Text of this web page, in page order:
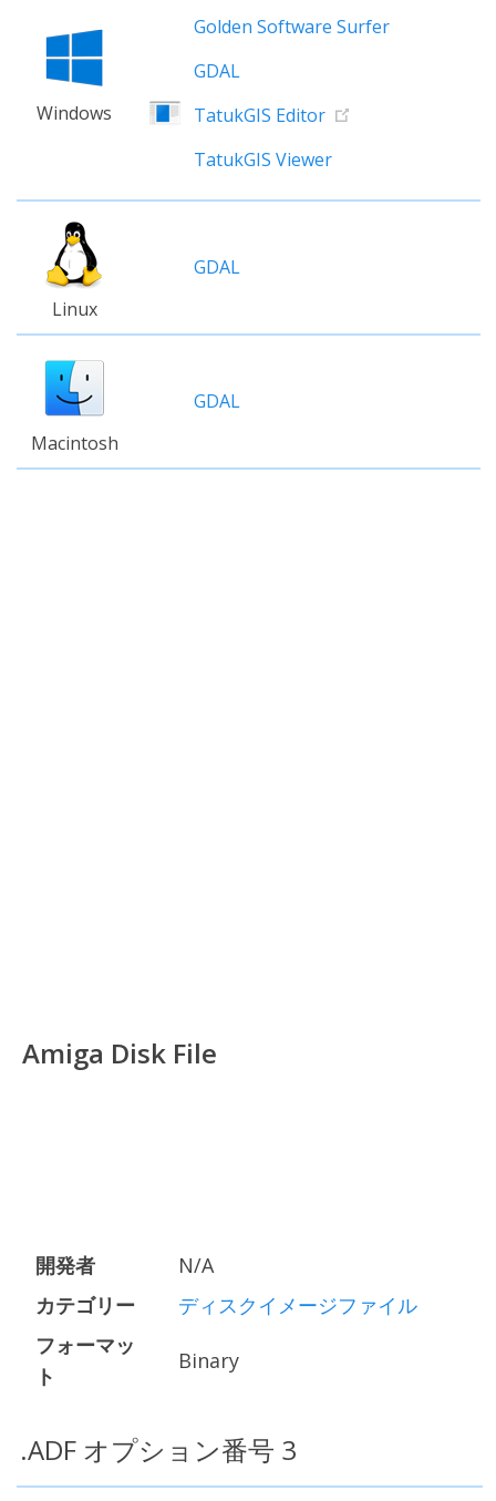
Windows
Golden Software Surfer
GDAL
TatukGIS Editor
TatukGIS Viewer
Linux
GDAL
Macintosh
GDAL
Amiga Disk File
開発者
N/A
カテゴリー
ディスクイメージファイル
フォーマッ
ト
Binary
.ADF オプション番号 3